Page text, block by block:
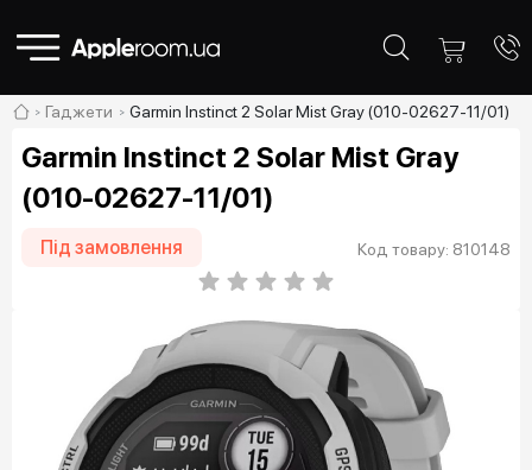
Гаджети Garmin Instinct 2 Solar Mist Gray (010-02627-11/01)
Garmin Instinct 2 Solar Mist Gray
(010-02627-11/01)
Під замовлення Код товару: 810148